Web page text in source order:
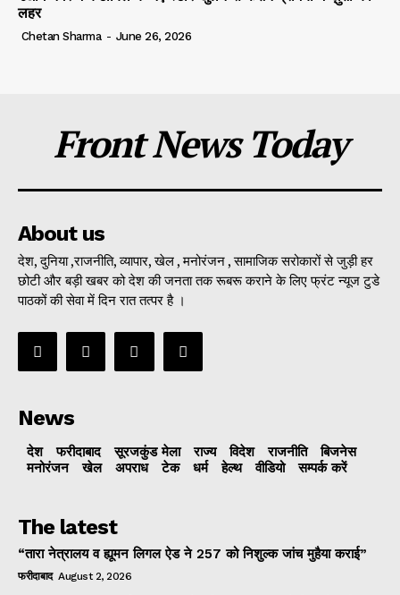
लहर
Chetan Sharma - June 26, 2026
Front News Today
About us
देश, दुनिया ,राजनीति, व्यापार, खेल , मनोरंजन , सामाजिक सरोकारों से जुड़ी हर
छोटी और बड़ी खबर को देश की जनता तक रूबरू कराने के लिए फ्रंट न्यूज टुडे
पाठकों की सेवा में दिन रात तत्पर है ।
News
देश फरीदाबाद सूरजकुंड मेला राज्‍य विदेश राजनीति
बिजनेस
मनोरंजन
खेल अपराध टेक धर्म हेल्थ वीडियो सम्पर्क करें
The latest
“तारा नेत्रालय व ह्यूमन लिगल ऐड ने 257 को निशुल्क जांच मुहैया कराई”
फरीदाबाद August 2, 2026